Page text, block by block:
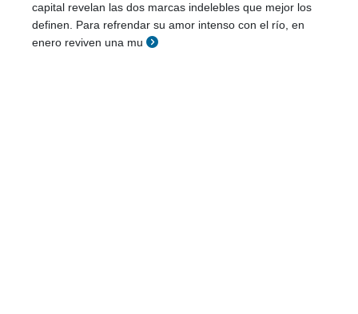
capital revelan las dos marcas indelebles que mejor los
definen. Para refrendar su amor intenso con el río, en
enero reviven una mu